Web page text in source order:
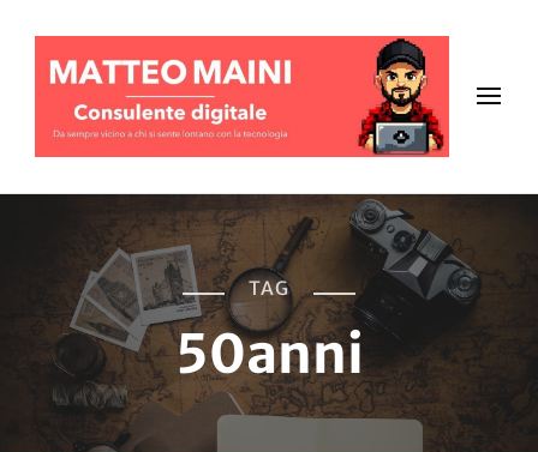
TAG
50anni